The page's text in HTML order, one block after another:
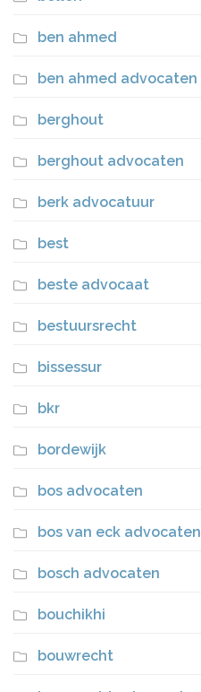
ben ahmed
ben ahmed advocaten
berghout
berghout advocaten
berk advocatuur
best
beste advocaat
bestuursrecht
bissessur
bkr
bordewijk
bos advocaten
bos van eck advocaten
bosch advocaten
bouchikhi
bouwrecht